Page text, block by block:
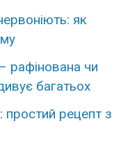
як
рафінована чи
багатьох
рецепт з